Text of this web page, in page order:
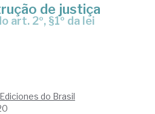
de justiça
do Brasil